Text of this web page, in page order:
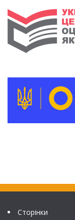
Сторінки